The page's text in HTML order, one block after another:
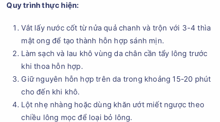
Quy trình thực hiện:
Vắt lấy nước cốt từ nửa quả chanh và trộn với 3-4 thìa
mật ong để tạo thành hỗn hợp sánh mịn.
Làm sạch và lau khô vùng da chân cần tẩy lông trước
khi thoa hỗn hợp.
Giữ nguyên hỗn hợp trên da trong khoảng 15-20 phút
cho đến khi khô.
Lột nhẹ nhàng hoặc dùng khăn ướt miết ngược theo
chiều lông mọc để loại bỏ lông.